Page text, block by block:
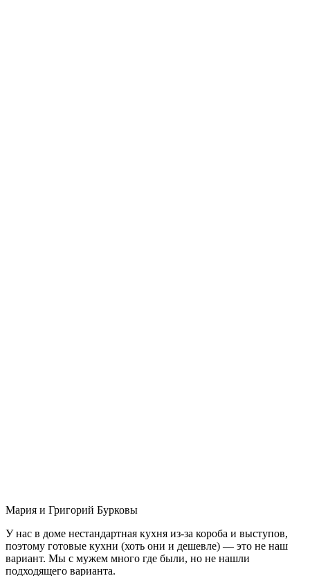
Мария и Григорий Бурковы
У нас в доме нестандартная кухня из-за короба и выступов,
поэтому готовые кухни (хоть они и дешевле) — это не наш
вариант. Мы с мужем много где были, но не нашли
подходящего варианта.